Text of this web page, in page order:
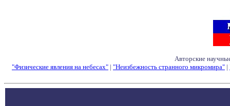
Авторские
"Физические явления на небесах" | "Неизбежность странного микромира" |